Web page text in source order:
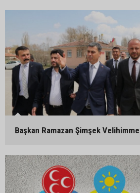
Başkan Ramazan Şimşek